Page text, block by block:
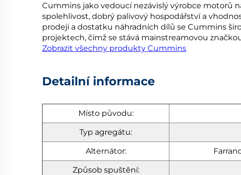
Cummins jako vedoucí nezávislý výrobce motorů
spolehlivost, dobrý palivový hospodářství a
prodeji a dostatku náhradních dílů se Cummins
projektech, čímž se stává mainstreamovou
Zobrazit všechny produkty Cummins
Detailní informace
Místo původu:
Typ agregátu:
Alternátor:
Způsob spuštění: